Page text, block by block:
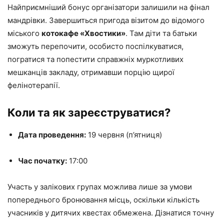
Найприємніший бонус організатори залишили на фінал
мандрівки. Завершиться пригода візитом до відомого
міського котокафе «Хвостики». Там діти та батьки
зможуть перепочити, особисто поспілкуватися,
погратися та попестити справжніх муркотливих
мешканців закладу, отримавши порцію щирої
фелінотерапії.
Коли та як зареєструватися?
Дата проведення: 19 червня (п’ятниця)
Час початку: 17:00
Участь у залікових групах можлива лише за умови
попереднього бронювання місць, оскільки кількість
учасників у дитячих квестах обмежена. Дізнатися точну